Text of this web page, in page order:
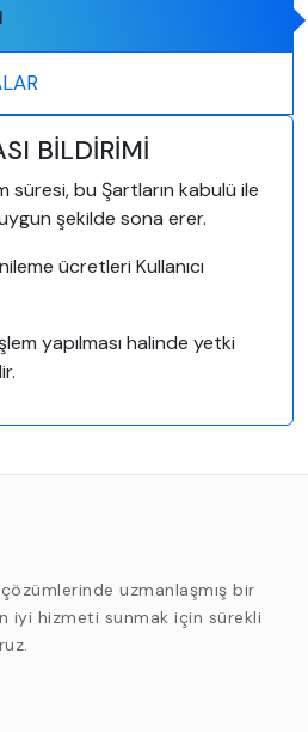
BİLDİRİMİ
süresi, bu Şartların kabulü ile
şekilde sona erer.
ücretleri Kullanıcı
yapılması halinde yetki
uzmanlaşmış bir
iyi hizmeti sunmak için sürekli